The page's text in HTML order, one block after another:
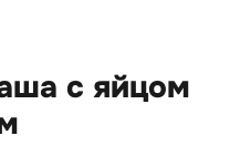
с яйцом